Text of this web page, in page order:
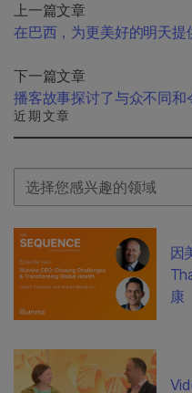
上一篇文章
在巴西，为更美好的明天提
下一篇文章
播客故事探讨了与众不同
近期文章
Select Filter
因
康